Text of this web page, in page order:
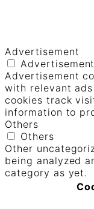
Advertisement
Advertisement
Advertisement
with relevant
cookies track
information to
Others
Others
Other
being analyzed
category as yet.